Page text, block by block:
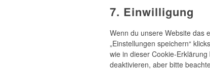
7. Einwilligung
Wenn du unsere Website das
„Einstellungen speichern“
wie in dieser Cookie-
deaktivieren, aber bitte